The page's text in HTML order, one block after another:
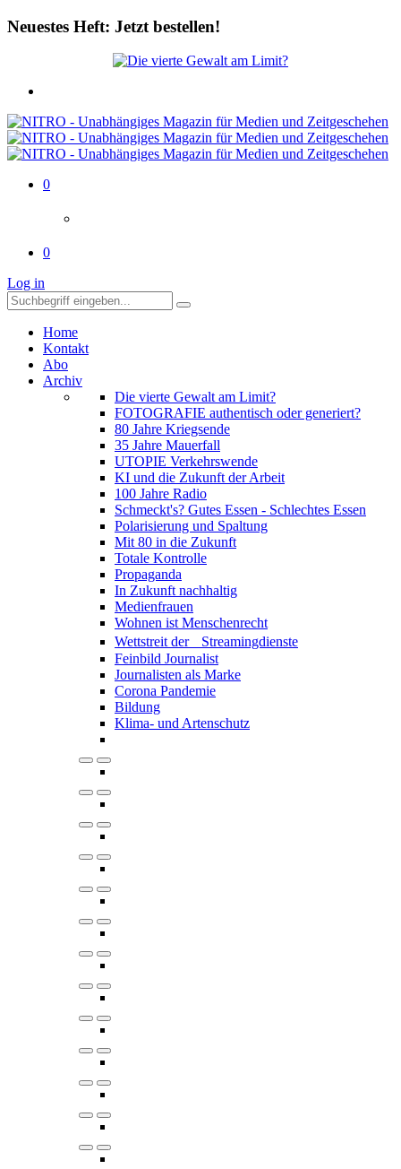
Neuestes Heft: Jetzt bestellen!
0
0
Log in
Home
Kontakt
Abo
Archiv
Die vierte Gewalt am Limit?
FOTOGRAFIE authentisch oder generiert?
80 Jahre Kriegsende
35 Jahre Mauerfall
UTOPIE Verkehrswende
KI und die Zukunft der Arbeit
100 Jahre Radio
Schmeckt's? Gutes Essen - Schlechtes Essen
Polarisierung und Spaltung
Mit 80 in die Zukunft
Totale Kontrolle
Propaganda
In Zukunft nachhaltig
Medienfrauen
Wohnen ist Menschenrecht
Wettstreit der Streamingdienste
Feinbild Journalist
Journalisten als Marke
Corona Pandemie
Bildung
Klima- und Artenschutz